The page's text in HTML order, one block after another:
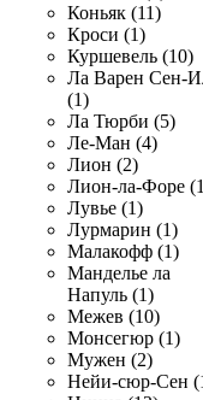
Коньяк (11)
Кроси (1)
Куршевель (10)
Ла Варен Сен-
(1)
Ла Тюрби (5)
Ле-Ман (4)
Лион (2)
Лион-ла-Форе
Лувье (1)
Лурмарин (1)
Малакофф (1)
Манделье ла
Напуль (1)
Межев (10)
Монсегюр (1)
Мужен (2)
Нейи-сюр-Сен